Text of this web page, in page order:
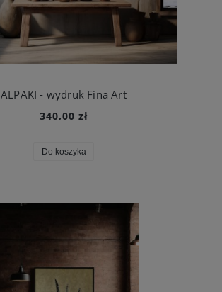
ALPAKI - wydruk Fina Art
340,00 zł
Do koszyka